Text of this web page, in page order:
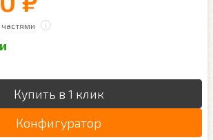
Купить в 1 клик
Конфигуратор